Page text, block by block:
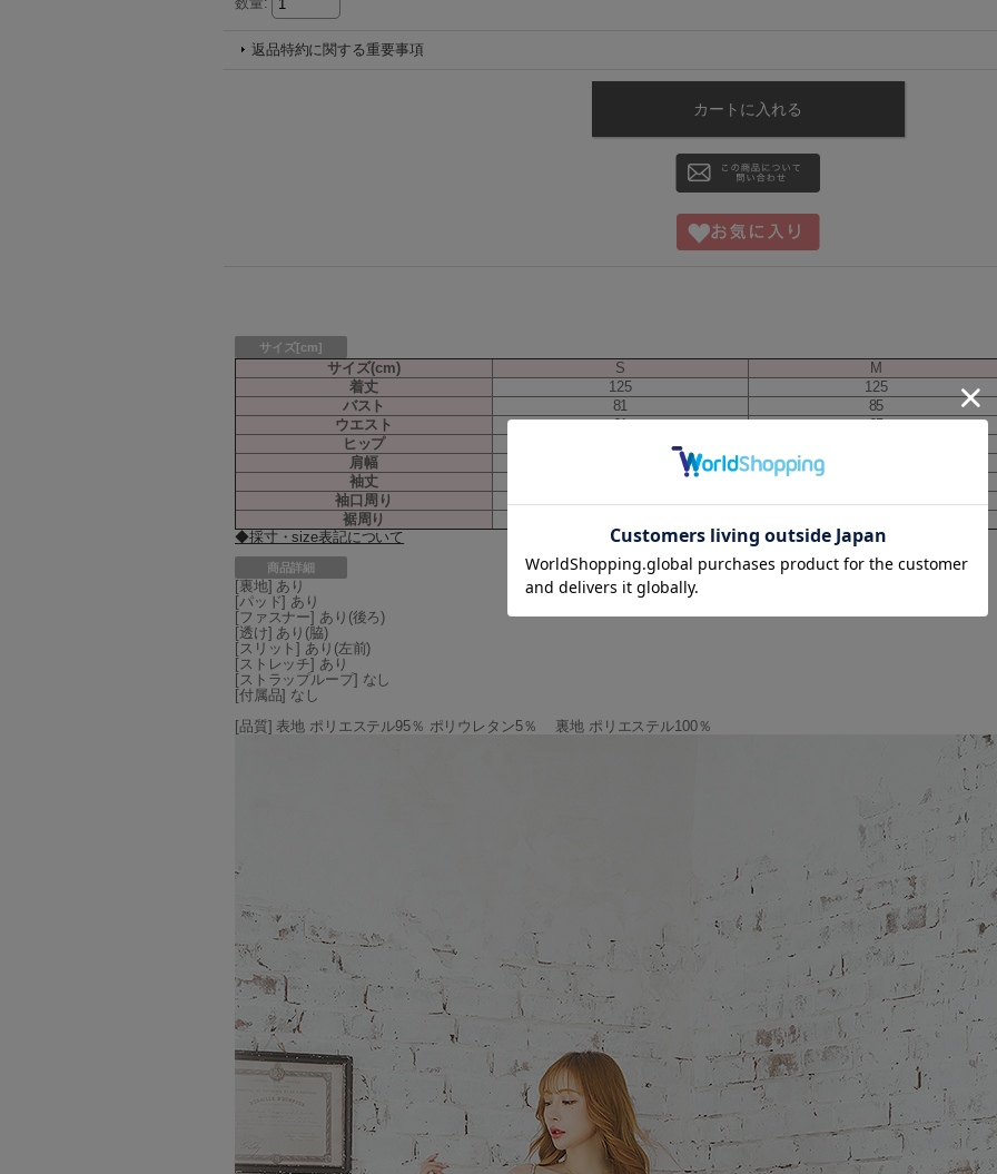
返品特約に関する重要事項
サイズ[cm]
サイズ(cm) S
M
着丈
125
125
バスト
81
85
ウエスト
61
65
ヒップ
肩幅
袖丈
袖口周り
-
-
裾周り
◆採寸・size表記について
商品詳細
[裏地] あり
[パッド] あり
[ファスナー] あり(後ろ)
[透け] あり(脇)
[スリット] あり(左前)
[ストレッチ] あり
[ストラップループ] なし
[付属品] なし
[品質] 表地 ポリエステル95％ ポリウレタン5％ 裏地 ポリエステル100％